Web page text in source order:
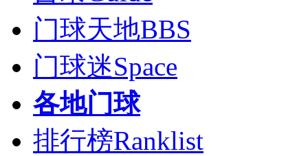
门球天地BBS
门球迷Space
各地门球
排行榜Ranklist